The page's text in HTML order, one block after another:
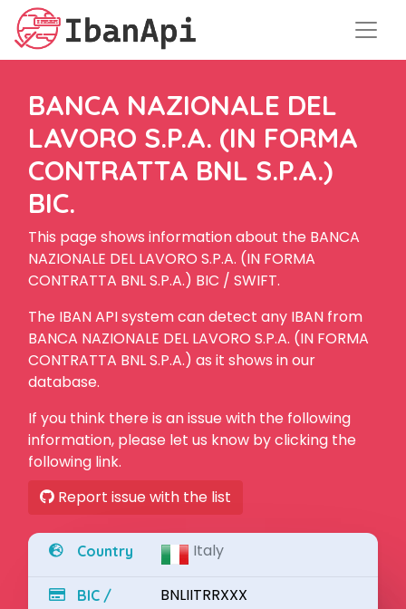
BANCA NAZIONALE DEL
LAVORO S.P.A. (IN FORMA
CONTRATTA BNL S.P.A.)
BIC.
This page shows information about the BANCA
NAZIONALE DEL LAVORO S.P.A. (IN FORMA
CONTRATTA BNL S.P.A.) BIC / SWIFT.
The IBAN API system can detect any IBAN from
BANCA NAZIONALE DEL LAVORO S.P.A. (IN FORMA
CONTRATTA BNL S.P.A.) as it shows in our
database.
If you think there is an issue with the following
information, please let us know by clicking the
following link.
Report issue with the list
Country Italy
BIC /
BNLIITRRXXX